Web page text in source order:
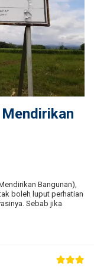
Bangunan),
boleh luput perhatian
Sebab jika